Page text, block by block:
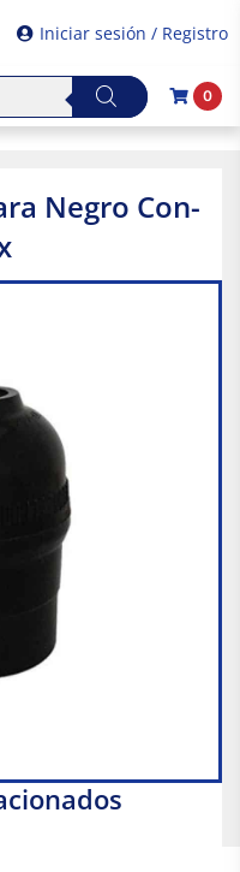
Iniciar sesión / Registro
0
Negro Con-